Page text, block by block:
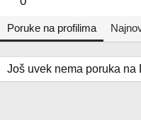
Poruke na profilima
Još uvek nema poruka na